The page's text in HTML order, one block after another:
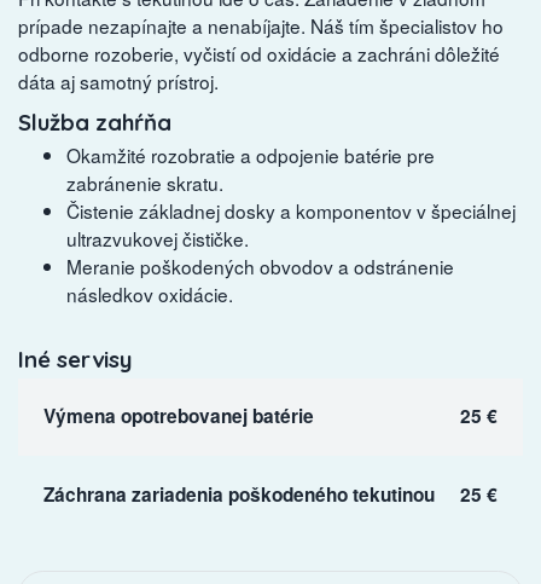
prípade nezapínajte a nenabíjajte. Náš tím špecialistov ho
odborne rozoberie, vyčistí od oxidácie a zachráni dôležité
dáta aj samotný prístroj.
Služba zahŕňa
Okamžité rozobratie a odpojenie batérie pre
zabránenie skratu.
Čistenie základnej dosky a komponentov v špeciálnej
ultrazvukovej čističke.
Meranie poškodených obvodov a odstránenie
následkov oxidácie.
Iné servisy
Výmena opotrebovanej batérie 25 €
Záchrana zariadenia poškodeného tekutinou 25 €